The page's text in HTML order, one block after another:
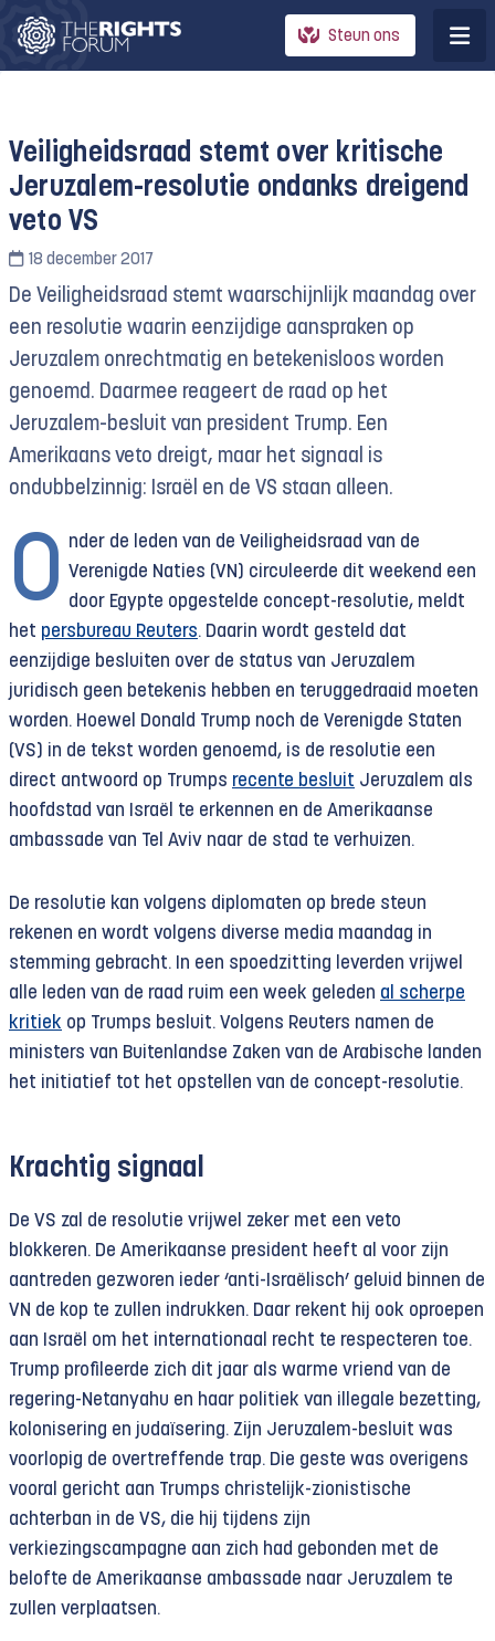
Steun ons
Veiligheidsraad stemt over kritische
Jeruzalem-resolutie ondanks dreigend
veto VS
18 december 2017
De Veiligheidsraad stemt waarschijnlijk maandag over
een resolutie waarin eenzijdige aanspraken op
Jeruzalem onrechtmatig en betekenisloos worden
genoemd. Daarmee reageert de raad op het
Jeruzalem-besluit van president Trump. Een
Amerikaans veto dreigt, maar het signaal is
ondubbelzinnig: Israël en de VS staan alleen.
O nder de leden van de Veiligheidsraad van de
Verenigde Naties (VN) circuleerde dit weekend een
door Egypte opgestelde concept-resolutie, meldt
het persbureau Reuters. Daarin wordt gesteld dat
eenzijdige besluiten over de status van Jeruzalem
juridisch geen betekenis hebben en teruggedraaid moeten
worden. Hoewel Donald Trump noch de Verenigde Staten
(VS) in de tekst worden genoemd, is de resolutie een
direct antwoord op Trumps recente besluit Jeruzalem als
hoofdstad van Israël te erkennen en de Amerikaanse
ambassade van Tel Aviv naar de stad te verhuizen.
De resolutie kan volgens diplomaten op brede steun
rekenen en wordt volgens diverse media maandag in
stemming gebracht. In een spoedzitting leverden vrijwel
alle leden van de raad ruim een week geleden al scherpe
kritiek op Trumps besluit. Volgens Reuters namen de
ministers van Buitenlandse Zaken van de Arabische landen
het initiatief tot het opstellen van de concept-resolutie.
Krachtig signaal
De VS zal de resolutie vrijwel zeker met een veto
blokkeren. De Amerikaanse president heeft al voor zijn
aantreden gezworen ieder ‘anti-Israëlisch’ geluid binnen de
VN de kop te zullen indrukken. Daar rekent hij ook oproepen
aan Israël om het internationaal recht te respecteren toe.
Trump profileerde zich dit jaar als warme vriend van de
regering-Netanyahu en haar politiek van illegale bezetting,
kolonisering en judaïsering. Zijn Jeruzalem-besluit was
voorlopig de overtreffende trap. Die geste was overigens
vooral gericht aan Trumps christelijk-zionistische
achterban in de VS, die hij tijdens zijn
verkiezingscampagne aan zich had gebonden met de
belofte de Amerikaanse ambassade naar Jeruzalem te
zullen verplaatsen.